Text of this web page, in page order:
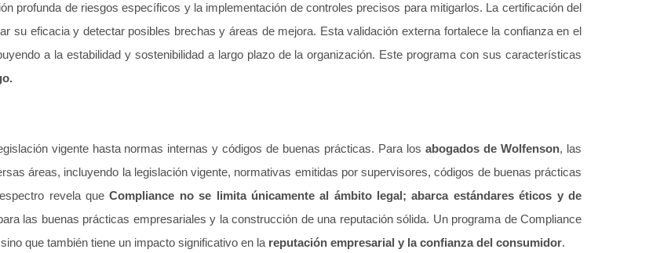
profunda de riesgos específicos y la implementación de controles precisos para mitigarlos. La certificación del
su eficacia y detectar posibles brechas y áreas de mejora. Esta validación externa fortalece la confianza en el
a la estabilidad y sostenibilidad a largo plazo de la organización. Este programa con sus características
vigente hasta normas internas y códigos de buenas prácticas. Para losabogados de Wolfenson, las
áreas, incluyendo la legislación vigente, normativas emitidas por supervisores, códigos de buenas prácticas
revela queCompliance no se limita únicamente al ámbito legal; abarca estándares éticos yde
las buenas prácticas empresariales y la construcción de una reputación sólida. Un programa de Compliance
que también tiene un impacto significativo en la reputación empresarial y la confianza del consumidor.